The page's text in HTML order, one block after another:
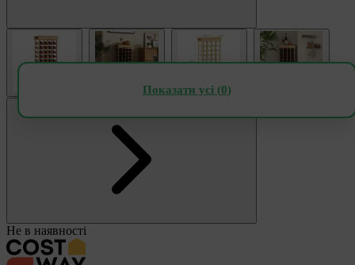
Показати усі (0)
Не в наявності